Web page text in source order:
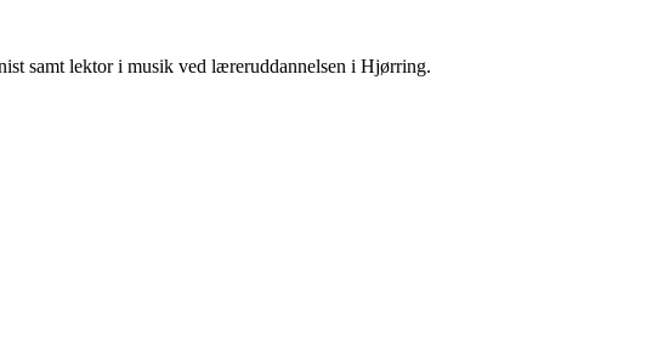
samt lektor i musik ved læreruddannelsen i Hjørring.